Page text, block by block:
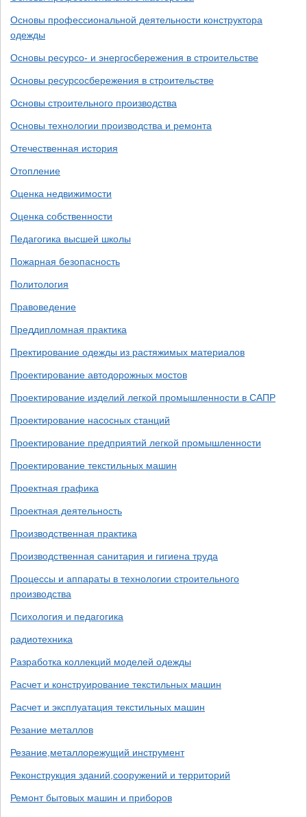
Основы профессиональной деятельности конструктора
одежды
Основы ресурсо- и энергосбережения в строительстве
Основы ресурсосбережения в строительстве
Основы строительного производства
Основы технологии производства и ремонта
Отечественная история
Отопление
Оценка недвижимости
Оценка собственности
Педагогика высшей школы
Пожарная безопасность
Политология
Правоведение
Преддипломная практика
Пректирование одежды из растяжимых материалов
Проектирование автодорожных мостов
Проектирование изделий легкой промышленности в САПР
Проектирование насосных станций
Проектирование предприятий легкой промышленности
Проектирование текстильных машин
Проектная графика
Проектная деятельность
Производственная практика
Производственная санитария и гигиена труда
Процессы и аппараты в технологии строительного
производства
Психология и педагогика
радиотехника
Разработка коллекций моделей одежды
Расчет и конструирование текстильных машин
Расчет и эксплуатация текстильных машин
Резание металлов
Резание,металлорежущий инструмент
Реконструкция зданий,сооружений и территорий
Ремонт бытовых машин и приборов